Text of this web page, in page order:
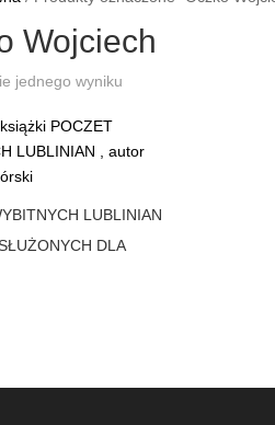
Wojciech
jednego wyniku
LUBLINIAN
DLA